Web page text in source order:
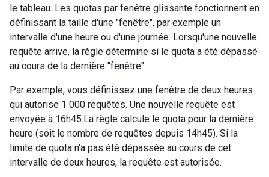
le tableau. Les quotas par fenêtre glissante fonctionnent en
définissant la taille d'une "fenêtre", par exemple un
intervalle d'une heure ou d'une journée. Lorsqu'une nouvelle
requête arrive, la règle détermine si le quota a été dépassé
au cours de la dernière "fenêtre".
Par exemple, vous définissez une fenêtre de deux heures
qui autorise 1 000 requêtes. Une nouvelle requête est
envoyée à 16h45.La règle calcule le quota pour la dernière
heure (soit le nombre de requêtes depuis 14h45). Si la
limite de quota n'a pas été dépassée au cours de cet
intervalle de deux heures, la requête est autorisée.